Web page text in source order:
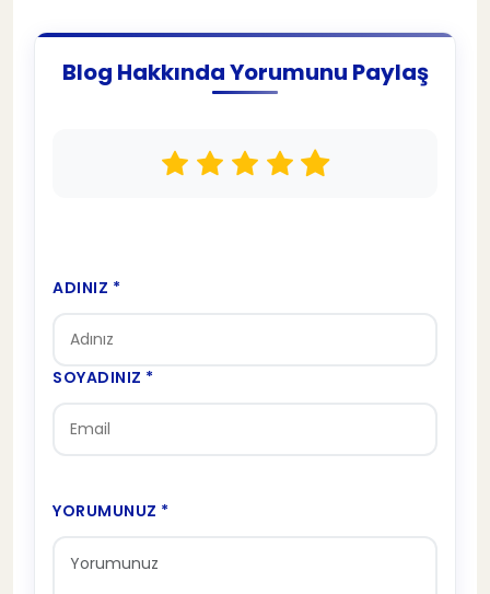
Blog Hakkında Yorumunu Paylaş
ADINIZ *
SOYADINIZ *
YORUMUNUZ *